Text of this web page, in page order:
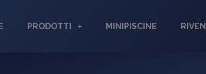
PRODOTTI MINIPISCINE